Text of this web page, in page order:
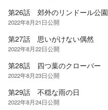
第26話 郊外のリンドール公園
2022年8月21日公開
第27話 思いがけない偶然
2022年8月22日公開
第28話 四つ葉のクローバー
2022年8月23日公開
第29話 不穏な雨の日
2022年8月24日公開